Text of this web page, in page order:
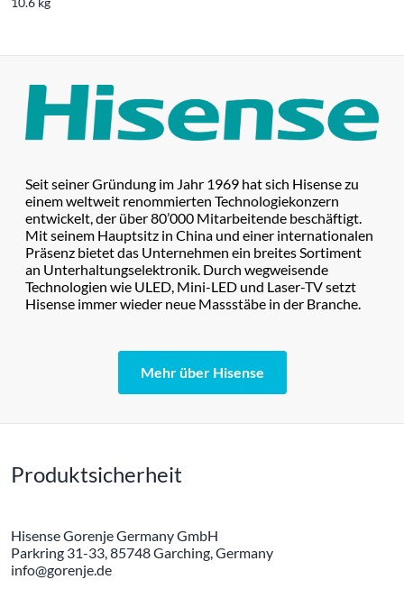
Seit seiner Gründung im Jahr 1969 hat sich Hisense zu
einem weltweit renommierten Technologiekonzern
entwickelt, der über 80’000 Mitarbeitende beschäftigt.
Mit seinem Hauptsitz in China und einer internationalen
Präsenz bietet das Unternehmen ein breites Sortiment
an Unterhaltungselektronik. Durch wegweisende
Technologien wie ULED, Mini-LED und Laser-TV setzt
Hisense immer wieder neue Massstäbe in der Branche.
Mehr über Hisense
Produktsicherheit
Hisense Gorenje Germany GmbH
Parkring 31-33, 85748 Garching, Germany
info@gorenje.de